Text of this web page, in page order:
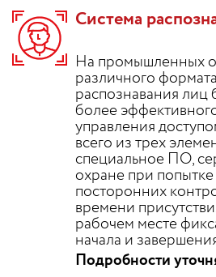
Система
На промышленных
различного
распознавания лиц
более
управления
всего из трех
специальное ПО,
охране при
посторонних
времени
рабочем месте
начала и
Подробности